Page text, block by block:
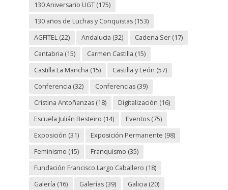
130 Aniversario UGT(175)
130 años de Luchas y Conquistas(153)
AGFITEL(22) Andalucia (32) Cadena Ser(17)
Cantabria (15) Carmen Castilla (15)
Castilla La Mancha (15) Castilla y León (57)
Conferencia (32) Conferencias(39)
Cristina Antoñanzas(18) Digitalización (16)
Escuela Julián Besteiro (14) Eventos(75)
Exposición (31) Exposición Permanente (98)
Feminismo (15) Franquismo (35)
Fundación Francisco Largo Caballero (18)
Galería (16) Galerías(39) Galicia (20)